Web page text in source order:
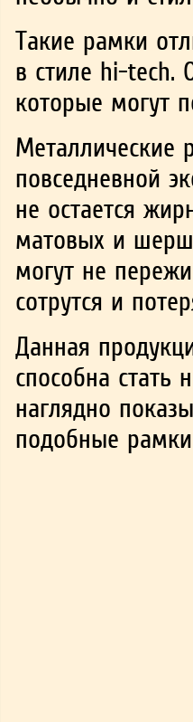
Такие рамки
в стиле hi-tech.
которые могут
Металлические
повседневной
не остается
матовых и
могут не
сотрутся и
Данная
способна
наглядно
подобные